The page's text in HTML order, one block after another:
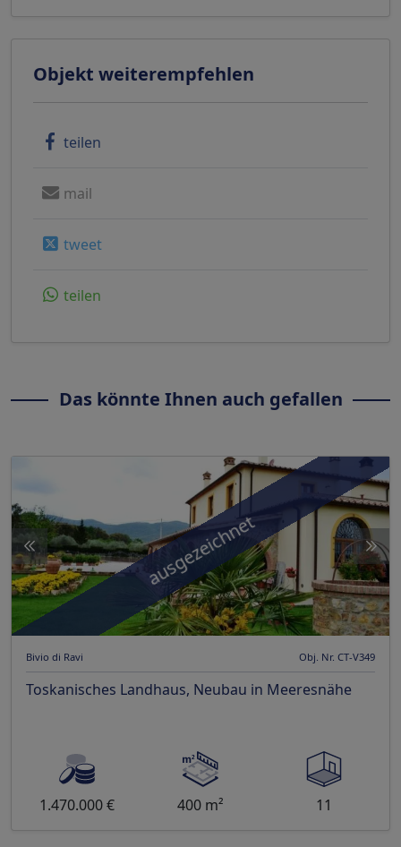
Objekt weiterempfehlen
teilen
mail
tweet
teilen
Das könnte Ihnen auch gefallen
ausgezeichnet
Bivio di Ravi Obj. Nr. CT-V349
Toskanisches Landhaus, Neubau in Meeresnähe
1.470.000 € 400 m² 11